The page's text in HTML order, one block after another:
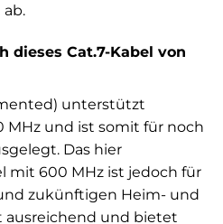
dieses Cat.7-Kabel von
unterstützt
MHz und ist somit für noch
Das hier
mit 600 MHz ist jedoch für
zukünftigen Heim- und
ausreichend und bietet